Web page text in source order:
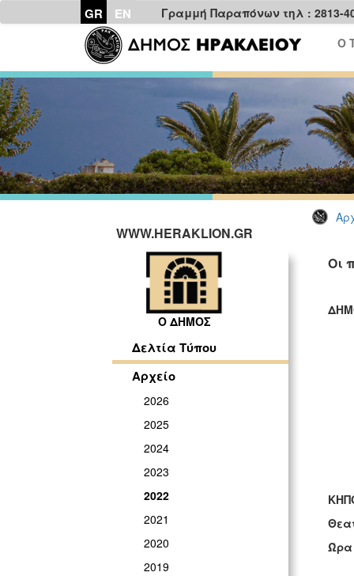
GR EN
Γραμμή Παραπόνων τηλ : 2813-
Ο
WWW.HERAKLION.GR
Ο ΔΗΜΟΣ
Δελτία Τύπου
Αρχείο
2026
2025
2024
2023
2022
2021
2020
2019
Οι
Ώρα